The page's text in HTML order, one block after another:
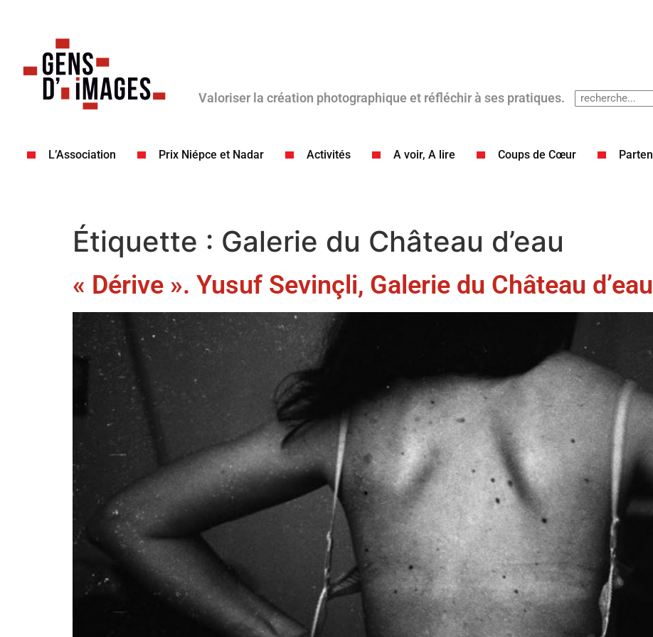
Valoriser la création photographique et réfléchir à ses pratiques.
L’Association Prix Niépce et Nadar Activités A voir, A lire Coups de Cœur​
Étiquette : Galerie du Château d’eau
« Dérive ». Yusuf Sevinçli, Galerie du Château